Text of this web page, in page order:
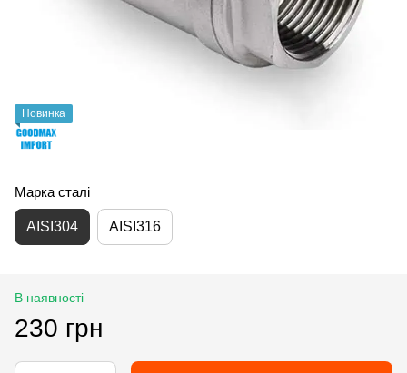
Новинка
Марка сталі
AISI304 AISI316
В наявності
230 грн